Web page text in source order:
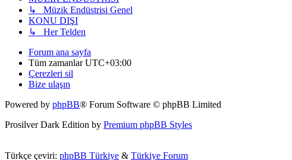
↳ Müzik Endüstrisi Genel
KONU DIŞI
↳ Her Telden
Forum ana sayfa
Tüm zamanlarUTC+03:00
Çerezleri sil
Bize ulaşın
Powered by phpBB® Forum Software © phpBB Limited
Prosilver Dark Edition by Premium phpBB Styles
Türkçe çeviri: phpBB Türkiye & Türkiye Forum